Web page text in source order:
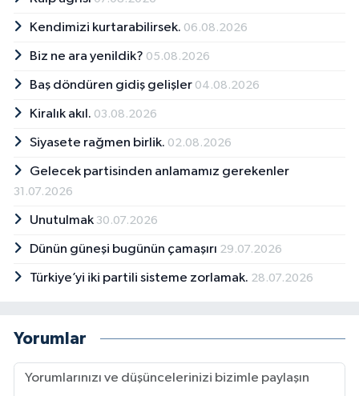
Kendimizi kurtarabilirsek. 06.08.2026
Biz ne ara yenildik? 05.08.2026
Baş döndüren gidiş gelişler 04.08.2026
Kiralık akıl. 03.08.2026
Siyasete rağmen birlik. 02.08.2026
Gelecek partisinden anlamamız gerekenler
31.07.2026
Unutulmak 30.07.2026
Dünün güneşi bugünün çamaşırı 29.07.2026
Türkiye’yi iki partili sisteme zorlamak. 28.07.2026
Yorumlar